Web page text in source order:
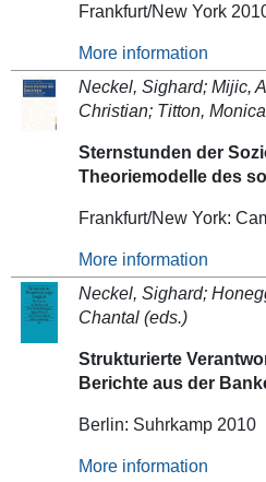
Frankfurt/New York
More information
Neckel, Sighard; Mijic,
Christian; Titton,
Sternstunden der
Theoriemodelle des
Frankfurt/New York:
More information
Neckel, Sighard;
Chantal (eds.)
Strukturierte
Berichte aus der
Berlin: Suhrkamp 2010
More information